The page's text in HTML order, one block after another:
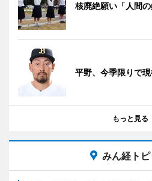
核廃絶願い「人間
平野、今季限りで
もっと見る
みん経ト